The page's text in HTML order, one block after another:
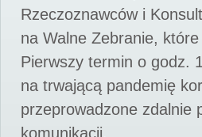
Rzeczoznawców i
na Walne Zebranie,
Pierwszy termin o godz.
na trwającą pandemię
przeprowadzone zdalnie
komunikacji.